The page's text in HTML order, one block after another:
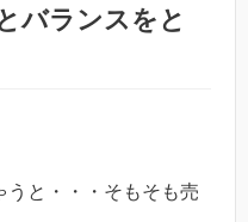
バランスをと
うと・・・そもそも売